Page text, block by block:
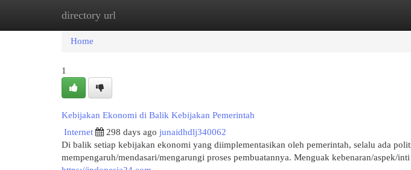
directory url
Home
Home
1
Kebijakan Ekonomi di Balik Kebijakan Pemerintah
Internet
298 days ago junaidhdlj340062
Di balik setiap kebijakan ekonomi yang diimplementasikan oleh pemerintah, selalu ada
mempengaruh/mendasari/mengarungi proses pembuatannya. Menguak kebenaran/aspek/